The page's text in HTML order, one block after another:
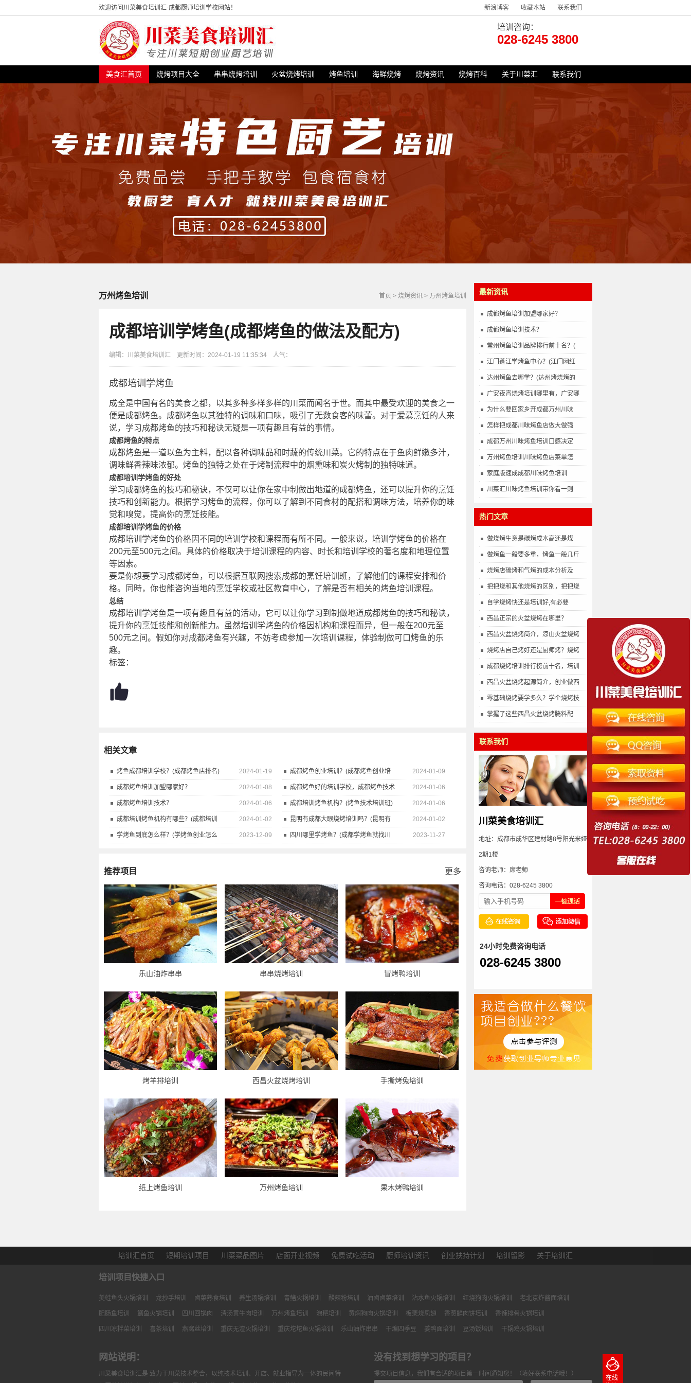
新浪博客 收藏本站 联系我们
欢迎访问川菜美食培训汇-成都厨师培训学校网站！
培训咨询：
028-6245 3800
美食汇首页 烧烤项目大全 串串烧烤培训 火盆烧烤培训 烤鱼培训 海鲜烧烤 烧烤资讯 烧烤百科 关于川菜汇 联系我们
最新资讯
成都烤鱼培训加盟哪家好？
成都烤鱼培训技术？
常州烤鱼培训品牌排行前十名？(
江门蓬江学烤鱼中心？(江门网红
达州烤鱼去哪学？(达州烤烧烤的
广安夜宵烧烤培训哪里有，广安哪
为什么要回家乡开成都万州川味
怎样把成都川味烤鱼店做大做强
成都万州川味烤鱼培训口感决定
万州烤鱼培训川味烤鱼店菜单怎
家庭版速成成都川味烤鱼培训
川菜汇川味烤鱼培训带你看一则
热门文章
做烧烤生意是碳烤成本高还是煤
做烤鱼一般要多重，烤鱼一般几斤
烧烤店碳烤和气烤的成本分析及
把把烧和其他烧烤的区别，把把烧
自学烧烤快还是培训好,有必要
西昌正宗的火盆烧烤在哪里？
西昌火盆烧烤简介，凉山火盆烧烤
烧烤店自己烤好还是厨师烤？烧烤
成都烧烤培训排行榜前十名，培训
西昌火盆烧烤起源简介，创业做西
零基础烧烤要学多久？学个烧烤技
掌握了这些西昌火盆烧烤腌料配
联系我们
川菜美食培训汇
地址：成都市成华区建材路8号阳光米娅
2期1楼
咨询老师：席老师
咨询电话：028-6245 3800
24小时免费咨询电话
028-6245 3800
首页 > 烧烤资讯 > 万州烤鱼培训
万州烤鱼培训
成都培训学烤鱼(成都烤鱼的做法及配方)
编辑：川菜美食培训汇 更新时间：2024-01-19 11:35:34 人气：
成都培训学烤鱼
成全是中国有名的美食之都，以其多种多样多样的川菜而闻名于世。而其中最受欢迎的美食之一
便是成都烤鱼。成都烤鱼以其独特的调味和口味，吸引了无数食客的味蕾。对于爱慕烹饪的人来
说，学习成都烤鱼的技巧和秘诀无疑是一项有趣且有益的事情。
成都烤鱼的特点
成都烤鱼是一道以鱼为主料，配以各种调味品和时蔬的传统川菜。它的特点在于鱼肉鲜嫩多汁，
调味鲜香辣味浓郁。烤鱼的独特之处在于烤制流程中的烟熏味和炭火烤制的独特味道。
成都培训学烤鱼的好处
学习成都烤鱼的技巧和秘诀，不仅可以让你在家中制做出地道的成都烤鱼，还可以提升你的烹饪
技巧和创新能力。根据学习烤鱼的流程，你可以了解到不同食材的配搭和调味方法，培养你的味
觉和嗅觉，提高你的烹饪技能。
成都培训学烤鱼的价格
成都培训学烤鱼的价格因不同的培训学校和课程而有所不同。一般来说，培训学烤鱼的价格在
200元至500元之间。具体的价格取决于培训课程的内容、时长和培训学校的著名度和地理位置
等因素。
要是你想要学习成都烤鱼，可以根据互联网搜索成都的烹饪培训班，了解他们的课程安排和价
格。同時，你也能咨询当地的烹饪学校或社区教育中心，了解是否有相关的烤鱼培训课程。
总结
成都培训学烤鱼是一项有趣且有益的活动，它可以让你学习到制做地道成都烤鱼的技巧和秘诀，
提升你的烹饪技能和创新能力。虽然培训学烤鱼的价格因机构和课程而异，但一般在200元至
500元之间。假如你对成都烤鱼有兴趣，不妨考虑参加一次培训课程，体验制做可口烤鱼的乐
趣。
标签：
相关文章
2024-01-19
烤鱼成都培训学校？(成都烤鱼店排名) 2024-01-09
成都烤鱼创业培训？(成都烤鱼创业培
2024-01-08
成都烤鱼培训加盟哪家好？ 2024-01-06
成都烤鱼好的培训学校，成都烤鱼技术
2024-01-06
成都烤鱼培训技术？ 2024-01-06
成都培训烤鱼机构？(烤鱼技术培训班)
2024-01-02
成都培训烤鱼机构有哪些？(成都培训 2024-01-02
昆明有成都大眼烧烤培训吗？(昆明有
2023-12-09
学烤鱼到底怎么样？(学烤鱼创业怎么 2023-11-27
四川哪里学烤鱼？(成都学烤鱼就找川
更多
推荐项目
乐山油炸串串 串串烧烤培训 冒烤鸭培训
烤羊排培训 西昌火盆烧烤培训 手撕烤兔培训
纸上烤鱼培训 万州烤鱼培训 果木烤鸭培训
培训汇首页 短期培训项目 川菜菜品图片 店面开业视频 免费试吃活动 厨师培训资讯 创业扶持计划 培训留影 关于培训汇
培训项目快捷入口
美蛙鱼头火锅培训 龙抄手培训 卤菜熟食培训 养生汤锅培训 青鳝火锅培训 酸辣粉培训 油卤卤菜培训 沾水鱼火锅培训 红烧狗肉火锅培训 老北京炸酱面培训
肥肠鱼培训 鳝鱼火锅培训 四川回锅肉 清汤黄牛肉培训 万州烤鱼培训 泡粑培训 黄焖狗肉火锅培训 板栗烧凤翅 香葱鲜肉饼培训 香辣排骨火锅培训
四川凉拌菜培训 喜茶培训 燕窝丝培训 重庆无渣火锅培训 重庆坨坨鱼火锅培训 乐山油炸串串 干煸四季豆 姜鸭面培训 豆汤饭培训 干锅鸡火锅培训
网站说明：
川菜美食培训汇是 致力于川菜技术整合，以纯技术培训、开店、就业指导为一体的民间特
没有找到想学习的项目？
提交项目信息，我们有合适的项目第一时间通知您！（填好联系电话哦！）
在线